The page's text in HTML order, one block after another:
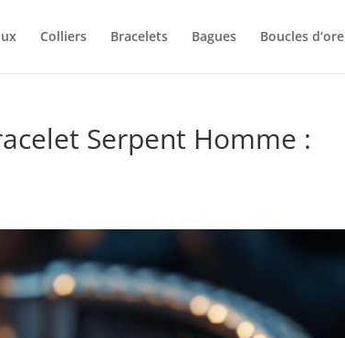
Colliers Bracelets Bagues Boucles
Serpent Homme :